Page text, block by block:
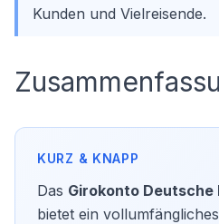
Kunden und Vielreisende.
Das Girokonto Deutsche
bietet ein